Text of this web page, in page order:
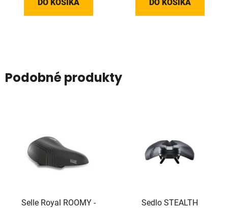
DO KOŠÍKA DO KOŠÍKA
Podobné produkty
Selle Royal ROOMY -
Sedlo STEALTH